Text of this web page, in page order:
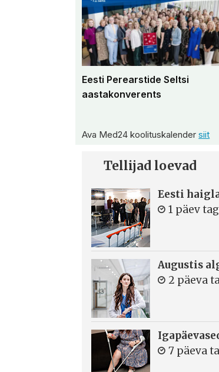
Eesti Perearstide Seltsi
aastakonverents
Ava Med24 koolituskalendersiit
Tellijad loevad
Eesti
1 päev
Augustis
2 päeva
7 päeva